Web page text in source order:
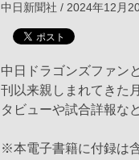
中日新聞社 / 2024年12月
中日ドラゴンズファン
刊以来親しまれてきた
タビューや試合詳報な
※本電子書籍に付録は